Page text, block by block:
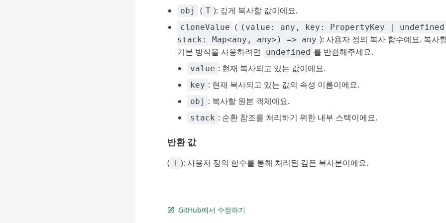
obj ( T ): 깊게 복사할 값이에요.
cloneValue ( (value: any, key: PropertyKey |
stack: Map<any, any>) => any ): 사용자 정의 복사 함수예요. 복사
기본 방식을 사용하려면
undefined 를 반환해주세요.
value : 현재 복사되고 있는 값이에요.
key : 현재 복사되고 있는 값의 속성 이름이에요.
obj : 복사할 원본 객체예요.
stack : 순환 참조를 처리하기 위한 내부 스택이에요.
반환 값
( T ): 사용자 정의 함수를 통해 처리된 깊은 복사본이에요.
GitHub에서 수정하기